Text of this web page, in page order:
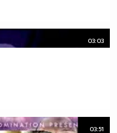
03:03
03:51